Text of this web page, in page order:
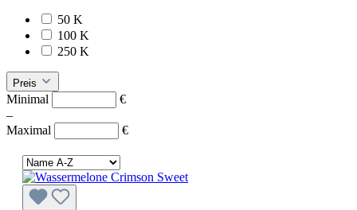
50 K
100 K
250 K
Preis
Minimal
€
–
Maximal
€